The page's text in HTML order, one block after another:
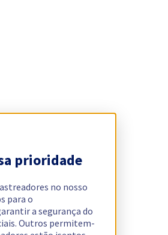
prioridade
no nosso
para o
a segurança do
Outros permitem-